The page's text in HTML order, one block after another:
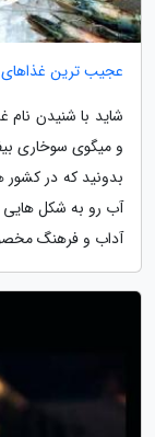
عجیب ترین غذاهای
شاید با شنیدن نام
و میگوی سوخاری
بدونید که در
آب رو به شکل هایی
آداب و فرهنگ